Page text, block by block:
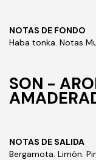
NOTAS DE FONDO
Haba tonka. Notas
SON -
NOTAS DE SALIDA
Bergamota. Limón.